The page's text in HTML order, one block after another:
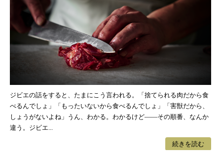
ジビエの話をすると、たまにこう言われる。「捨てられる肉だから食
べるんでしょ」「もったいないから食べるんでしょ」「害獣だから、
しょうがないよね」うん、わかる。わかるけど——その順番、なんか
違う。ジビエ...
続きを読む